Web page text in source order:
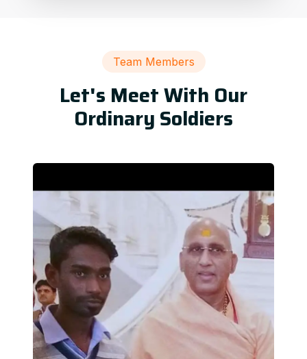
Team Members
Let's Meet With Our
Ordinary Soldiers